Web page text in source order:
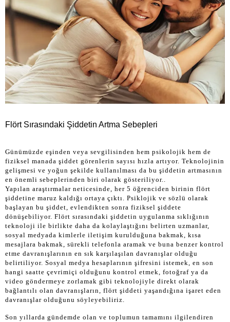
Flört Sırasındaki Şiddetin Artma Sebepleri
Günümüzde eşinden veya sevgilisinden hem psikolojik hem de
fiziksel manada şiddet görenlerin sayısı hızla artıyor. Teknolojinin
gelişmesi ve yoğun şekilde kullanılması da bu şiddetin artmasının
en önemli sebeplerinden biri olarak gösteriliyor..
Yapılan araştırmalar neticesinde, her 5 öğrenciden birinin flört
şiddetine maruz kaldığı ortaya çıktı. Psiklojik ve sözlü olarak
başlayan bu şiddet, evlendikten sonra fiziksel şiddete
dönüşebiliyor. Flört sırasındaki şiddetin uygulanma sıklığının
teknoloji ile birlikte daha da kolaylaştığını belirten uzmanlar,
sosyal medyada kimlerle iletişim kurulduğuna bakmak, kısa
mesajlara bakmak, sürekli telefonla aramak ve buna benzer kontrol
etme davranışlarının en sık karşılaşılan davranışlar olduğu
belirtiliyor. Sosyal medya hesaplarının şifresini istemek, en son
hangi saatte çevrimiçi olduğunu kontrol etmek, fotoğraf ya da
video göndermeye zorlamak gibi teknolojiyle direkt olarak
bağlantılı olan davranışların, flört şiddeti yaşandığına işaret eden
davranışlar olduğunu söyleyebiliriz.
Son yıllarda gündemde olan ve toplumun tamamını ilgilendiren